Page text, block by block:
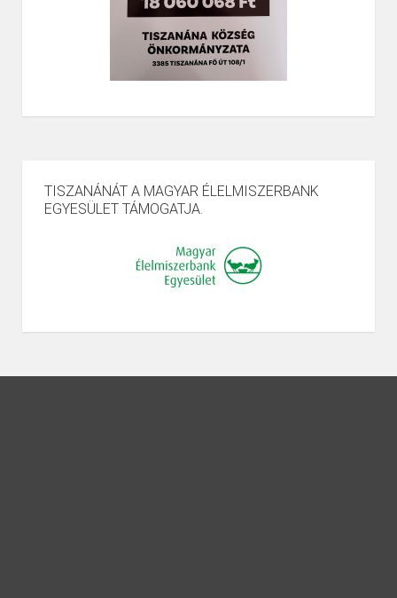
TISZANÁNÁT A MAGYAR ÉLELMISZERBANK
EGYESÜLET TÁMOGATJA.